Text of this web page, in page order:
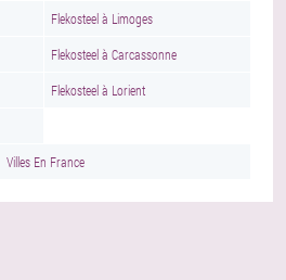
Flekosteel à Limoges
Flekosteel à Carcassonne
Flekosteel à Lorient
Villes En France